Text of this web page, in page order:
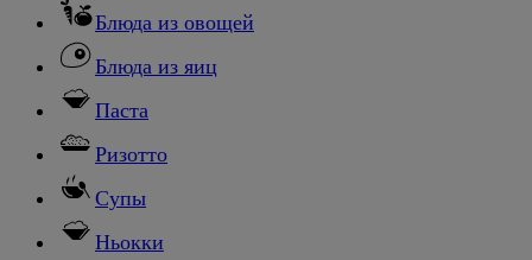
Блюда из овощей
Блюда из яиц
Паста
Ризотто
Супы
Ньокки